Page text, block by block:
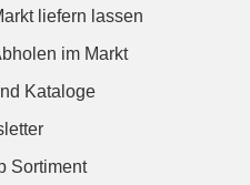
liefern lassen
im Markt
Kataloge
Sortiment